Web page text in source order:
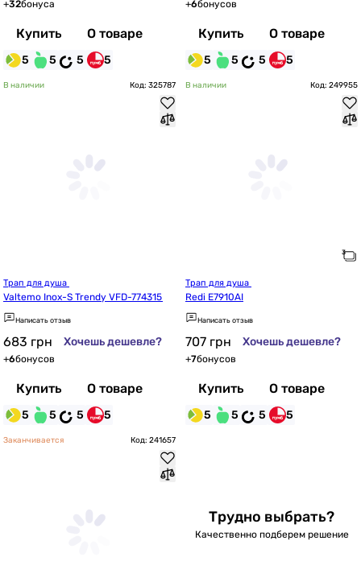
+32бонуса
Купить О товаре
5 5 5 5
+6бонусов
Купить О товаре
5 5 5 5
В наличии Код: 325787
Valtemo Inox-S Trendy VFD-774315
Написать отзыв
683 грн Хочешь дешевле?
+6бонусов
Купить О товаре
5 5 5 5
В наличии Код: 249955
Redi E7910AI
Написать отзыв
707 грн Хочешь дешевле?
+7бонусов
Купить О товаре
5 5 5 5
Заканчивается Код: 241657
Трудно выбрать?
Качественно подберем решение